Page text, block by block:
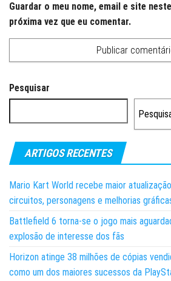
Guardar o meu nome, email e site
próxima vez que eu comentar.
Pesquisar
ARTIGOS RECENTES
Mario Kart World recebe maior
circuitos, personagens e melhorias
Battlefield 6 torna-se o jogo mais
explosão de interesse dos fãs
Horizon atinge 38 milhões de cópias
como um dos maiores sucessos da